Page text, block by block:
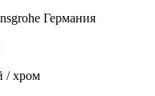
Германия
/ хром